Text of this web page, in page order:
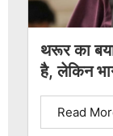
थरूर का
है, लेकिन
Read